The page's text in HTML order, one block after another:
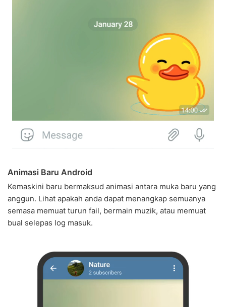
Animasi Baru Android
Kemaskini baru bermaksud animasi antara muka baru yang
anggun. Lihat apakah anda dapat menangkap semuanya
semasa memuat turun fail, bermain muzik, atau memuat
bual selepas log masuk.